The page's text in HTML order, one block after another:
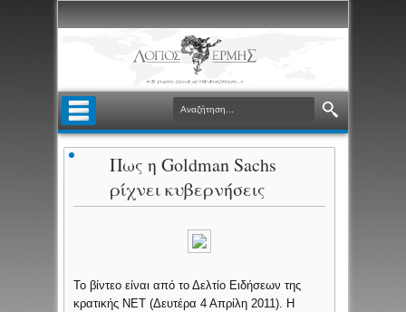
Πως η Goldman Sachs
ρίχνει κυβερνήσεις
Το βίντεο είναι από το Δελτίο Ειδήσεων της
κρατικής ΝΕΤ (Δευτέρα 4 Απρίλη 2011). Η